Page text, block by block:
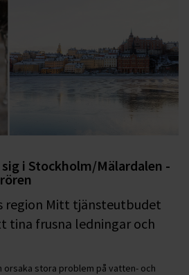
i Stockholm/Mälardalen -
region Mitt tjänsteutbudet
frusna ledningar och
orsaka stora problem på vatten- och